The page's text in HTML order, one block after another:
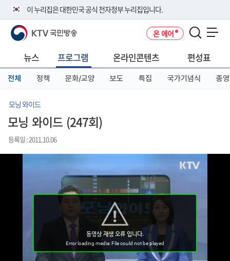
이 누리집은 대한민국 공식 전자정부 누리집입니다.
공식 누리집 주소 확인하기
니다.
이밖에 or.kr 또는 .kr등 다른 도메인 주소를 사용하고 있다면 아래 URL에
서 도메인 주소를 확인해 보세요
KTV 국민방송 온 에어
뉴스 프로그램 온라인콘텐츠 편성표
전체 정책 문화/교양 보도 특집 국가기념식 종영
모닝 와이드
모닝 와이드 (247회)
등록일 : 2011.10.06